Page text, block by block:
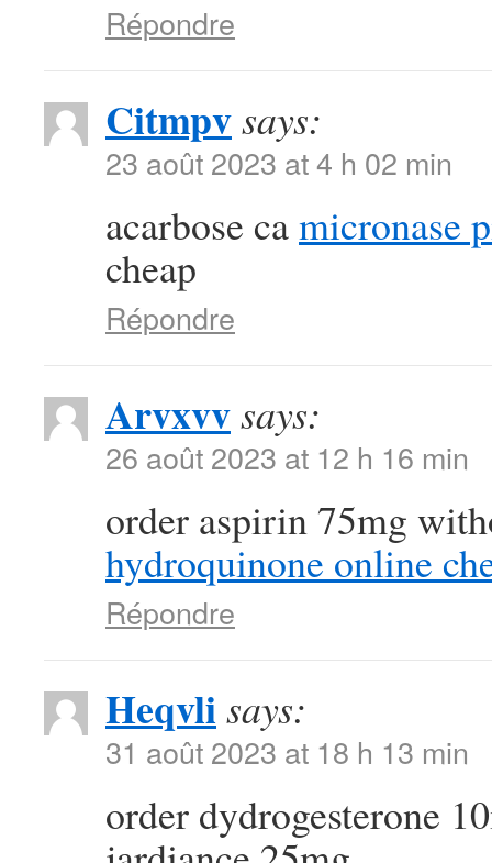
Répondre
Citmpvsays:
23 août 2023 at 4 h 02 min
acarbose camicronase
cheap
Répondre
Arvxvvsays:
26 août 2023 at 12 h 16 min
order aspirin 75mg
hydroquinone online
Répondre
Heqvlisays:
31 août 2023 at 18 h 13 min
order dydrogesterone